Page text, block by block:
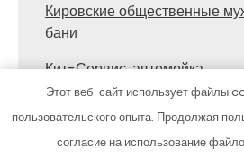
Кировские общественные
бани
Кит-Сервис, автомойка
Климат контроль
Этот веб-сайт использует файлы
пользовательского опыта. Продолжая
согласие на использование